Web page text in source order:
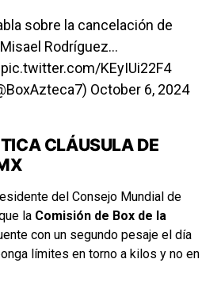
sobre la cancelación de
Rodríguez…
pic.twitter.com/KEyIUi22F4
October 6, 2024
CLÁUSULA DE
del Consejo Mundial de
la Comisión de Box de la
con un segundo pesaje el día
límites en torno a kilos y no en